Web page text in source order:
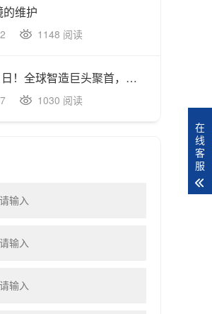
维护
1148 阅读
7月30—8月1日！全球智造巨头聚首，WAIE全数会智能工业展及大会邀您共启智能工业破局之旅！
1030 阅读
在
线
客
服